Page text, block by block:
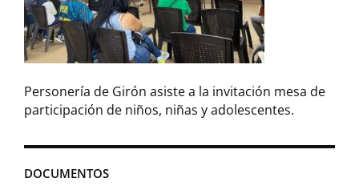
DOCUMENTOS
Personería de Girón asiste a la invitación mesa de
participación de niños, niñas y adolescentes.